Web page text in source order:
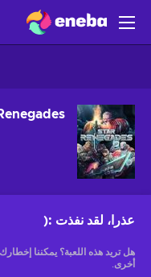
عذرا، لقد نفذت :(
هل تريد هذه اللعبة؟ يمكننا
أخرى.